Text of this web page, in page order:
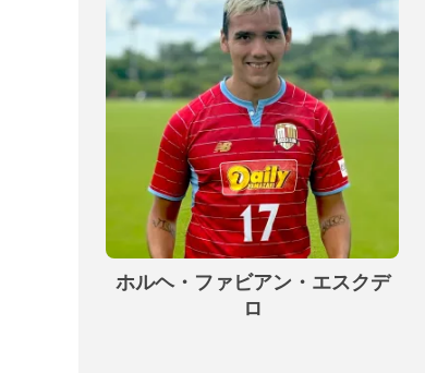
ホルヘ・ファビアン・エスクデ
ロ